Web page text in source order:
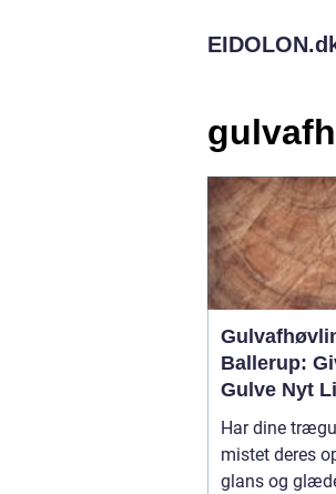
EIDOLON.
Ballerup:
Gulve Nyt
Har dine
mistet deres
glans og